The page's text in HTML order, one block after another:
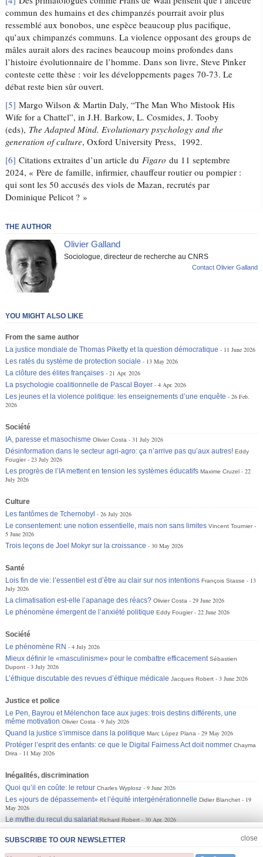
commun des humains et des chimpanzés pourrait avoir plus
ressemblé aux bonobos, une espèce beaucoup plus pacifique,
qu’aux chimpanzés communs. La violence opposant des groups de
mâles aurait alors des racines beaucoup moins profondes dans
l’histoire évolutionnaire de l’homme. Dans son livre, Steve Pinker
conteste cette thèse : voir les développements pages 70-73. Le
débat reste bien sûr ouvert.
[5] Margo Wilson & Martin Daly, “The Man Who Mistook His
Wife for a Chattel”, in J.H. Barkow, L. Cosmides, J. Tooby
(eds), The Adapted Mind. Evolutionary psychology and the
generation of culture, Oxford University Press, 1992.
[6] Citations extraites d’un article du Figaro du 11 septembre
2024, « Père de famille, infirmier, chauffeur routier ou pompier :
qui sont les 50 accusés des viols de Mazan, recrutés par
Dominique Pelicot ? »
THE AUTHOR
Olivier Galland
Sociologue, directeur de recherche au CNRS
Contact Olivier Galland
SUBSCRIBE TO OUR NEWSLETTER close
JOIN US CLOSE
YOU MIGHT ALSO LIKE
From the same author
La justice mondiale de Thomas Piketty et la question démocratique
11 June 2026
Les ratés du système de protection sociale
13 May 2026
La clôture des élites françaises
21 Apr. 2026
La psychologie coalitionnelle de Pascal Boyer
4 Apr. 2026
Les jeunes et la violence politique: les enseignements d’une enquête
26 Feb.
2026
Société
IA, paresse et masochisme Olivier Costa
31 July 2026
Désinformation dans le secteur agri-agro: ça n’arrive pas qu’aux autres! Eddy
Fougier
23 July 2026
Les progrès de l’IA mettent en tension les systèmes éducatifs Maxime Cruzel
22
July 2026
Culture
Les fantômes de Tchernobyl
26 July 2026
Le consentement: une notion essentielle, mais non sans limites Vincent Tournier
5 June 2026
Trois leçons de Joel Mokyr sur la croissance
30 May 2026
Santé
Lois fin de vie: l’essentiel est d’être au clair sur nos intentions François Stasse
13
July 2026
La climatisation est-elle l’apanage des réacs? Olivier Costa
29 June 2026
Le phénomène émergent de l’anxiété politique Eddy Fougier 22 June 2026
Société
Le phénomène RN
4 July 2026
Mieux définir le «masculinisme» pour le combattre efficacement Sébastien
Dupont
3 July 2026
L’éthique discutable des revues d’éthique médicale Jacques Robert 3 June 2026
Justice et police
Le Pen, Bayrou et Mélenchon face aux juges: trois destins différents, une
même motivation Olivier Costa
9 July 2026
Quand la justice s’immisce dans la politique Marc López Plana
29 May 2026
Protéger l’esprit des enfants: ce que le Digital Fairness Act doit nommer Chayma
Drira
11 May 2026
Inégalités, discrimination
Quoi qu’il en coûte: le retour Charles Wyplosz
9 June 2026
Les «jours de dépassement» et l’équité intergénérationnelle Didier Blanchet
19
May 2026
Le mythe du recul du salariat Richard Robert 30 Apr. 2026